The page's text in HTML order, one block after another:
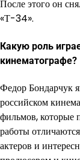
После этого он
«Т-34».
Какую роль
кинематографе?
Федор Бондарчук
российском
фильмов, которые
работы
актеров и